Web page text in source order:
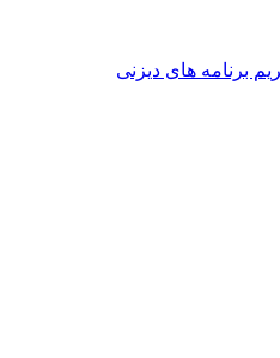
برنامه های دیزنی